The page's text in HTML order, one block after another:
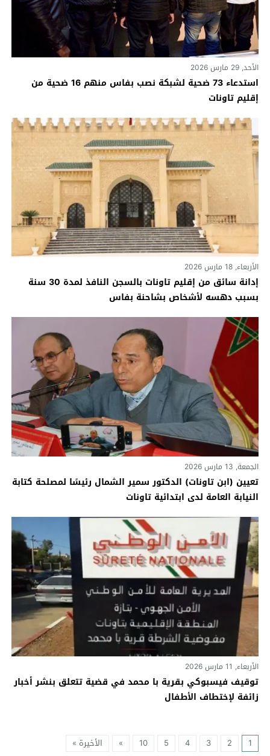
الأحد, 29 مارس 2026
استدعاء 73 ضحية لشبكة نصب بفاس منهم 16 ضحية من
إقليم تاونات
الأربعاء, 18 مارس 2026
إدانة سائق من إقليم تاونات بالسجن النافذ لمدة 30 سنة
بسبب دهسه لأشخاص بشاحنة بفاس
الجمعة, 13 مارس 2026
تعيين (ابن تاونات) الدكتور سمير الشمال رئيسًا لمصلحة كتابة
النيابة العامة لدى ابتدائية تاونات‎
الأربعاء, 11 مارس 2026
توقيف فيسبوكي بقرية با محمد في قضية تتعلق بنشر أخبار
زائفة لإختطاف الأطفال‎
1
2
3
4
5
10
» الأخيرة »